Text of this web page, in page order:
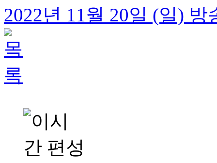
2022년 11월 20일 (일) 방